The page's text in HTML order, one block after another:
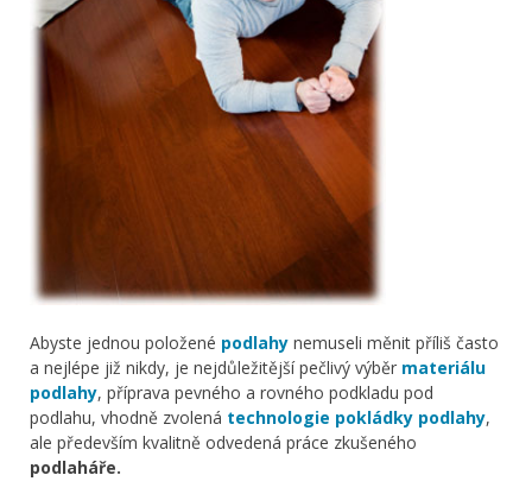
Abyste jednou položené podlahy nemuseli měnit příliš často
a nejlépe již nikdy, je nejdůležitější pečlivý výběr materiálu
podlahy, příprava pevného a rovného podkladu pod
podlahu, vhodně zvolená technologie pokládky podlahy,
ale především kvalitně odvedená práce zkušeného
podlaháře.